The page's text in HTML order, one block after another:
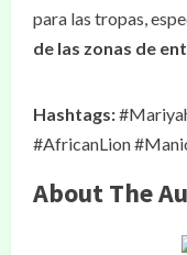
para las tropas,
de las zonas de
Hashtags:
#AfricanLion
About The